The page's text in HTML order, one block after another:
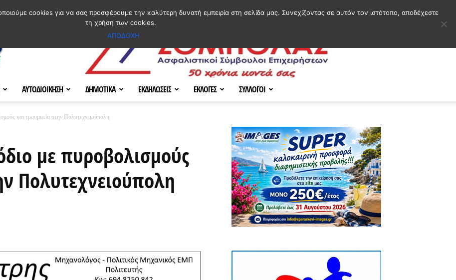
ΑΥΤΟΔΙΟΙΚΗΣΗ ΔΗΜΟΤΙΚΑ ΕΚΔΗΛΩΣΕΙΣ ΕΚΛΟΓΕΣ ΣΥΛΛΟΓΟΙ
και τραυματία στην Πολυτεχνειούπολη
με πυροβολισμούς
Πολυτεχνειούπολη
cookies για να σας προσφέρουμε την καλύτερη δυνατή εμπειρία στη σελίδα μας. Συνεχίζοντας σε αυτόν τον ιστότοπο, αποδέχεστε
τη χρήση των cookies.
ΑΠΟΔΟΧΗ